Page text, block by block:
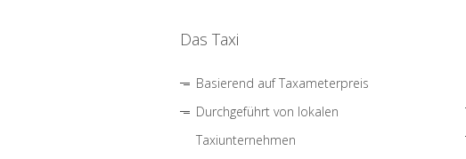
Das Taxi
Basierend auf Taxameterpreis
Durchgeführt von lokalen
Taxiunternehmen